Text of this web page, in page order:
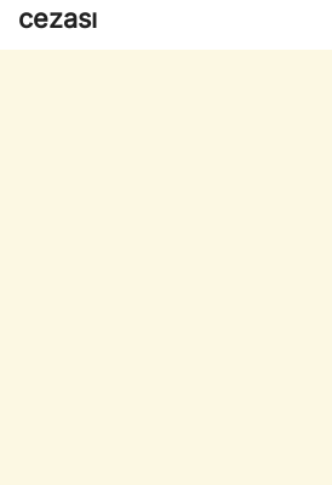
cezası